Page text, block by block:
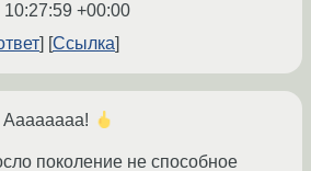
+00:00
Ссылка
Аааааааа!
поколение не способное